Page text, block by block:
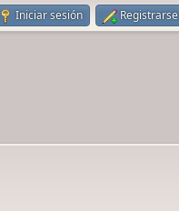
Iniciar sesión Registrarse